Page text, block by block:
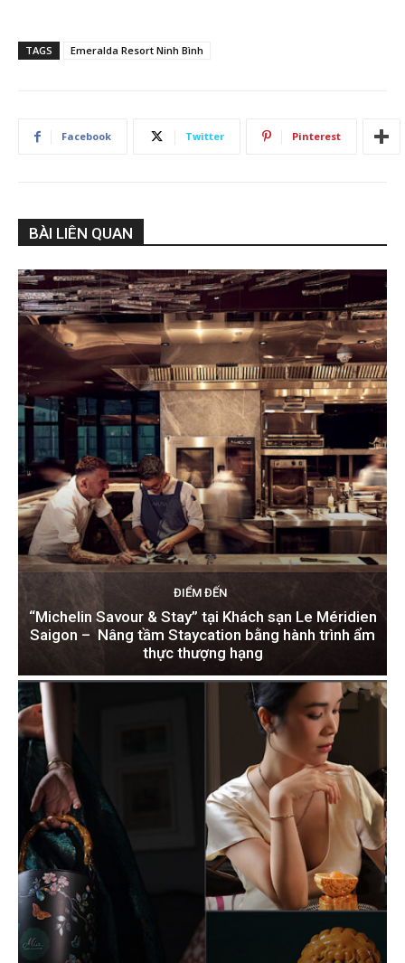
TAGS Emeralda Resort Ninh Bình
Facebook Twitter Pinterest
BÀI LIÊN QUAN
ĐIỂM ĐẾN
“Michelin Savour & Stay” tại Khách sạn Le Méridien
Saigon – Nâng tầm Staycation bằng hành trình ẩm
thực thượng hạng